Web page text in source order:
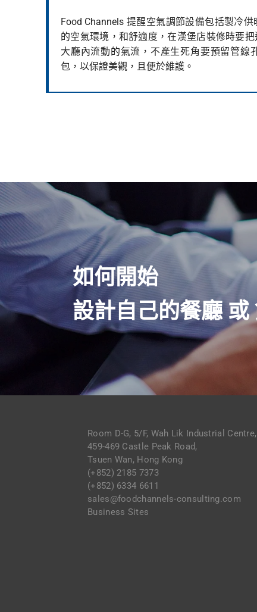
Food Channels 提醒空氣調節設備包括製冷
的空氣環境，和舒適度，在漢堡店裝修時要
大廳內流動的氣流，不產生死角要預留管線
包，以保證美觀，且便於維護。
如何開始
設計自己的餐廳 或
Room D-G, 5/F, Wah Lik Industrial Centre,
459-469 Castle Peak Road,
Tsuen Wan, Hong Kong
(+852) 2185 7373
(+852) 6334 6611
sales@foodchannels-consulting.com
Business Sites